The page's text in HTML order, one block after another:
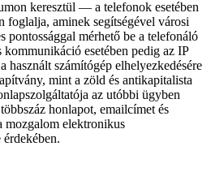
keresztül — a telefonok esetében
foglalja, aminek segítségével városi
pontossággal mérhető be a telefonáló
esetében pedig az IP
használt számítógép elhelyezkedésére
mint a zöld és antikapitalista
az utóbbi ügyben
honlapot, emailcímet és
mozgalom elektronikus